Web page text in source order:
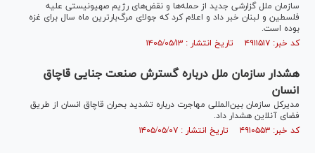
سازمان ملل گزارشی جدید از حمله‌ها و نقض‌های رژیم صهیونیستی علیه
فلسطین و لبنان خبر داد و اعلام کرد که جولای مرگ‌بارترین ماه سال برای غزه
بوده است.
کد خبر: ۴۹۱۱۵۱۷ تاریخ انتشار : ۱۴۰۵/۰۵/۱۳
هشدار سازمان ملل درباره گسترش صنعت جنایی قاچاق
انسان
مدیرکل سازمان بین‌المللی مهاجرت درباره تشدید بحران قاچاق انسان از طریق
فضای آنلاین هشدار داد.
کد خبر: ۴۹۱۰۵۵۳ تاریخ انتشار : ۱۴۰۵/۰۵/۰۷